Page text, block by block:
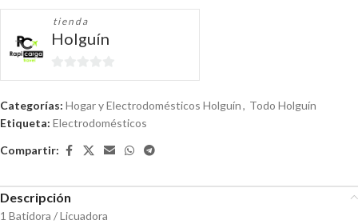
tienda
Holguín
0
Categorías: Hogar y Electrodomésticos Holguín, Todo Holguín
Etiqueta: Electrodomésticos
Compartir:
Descripción
1 Batidora / Licuadora